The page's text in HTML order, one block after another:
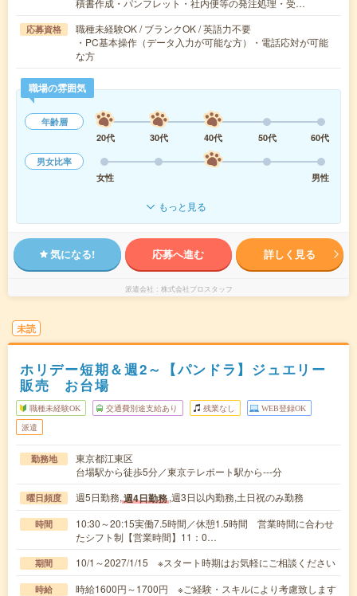
積書作成・パンフレット・社内便等の発注処理・受…
応募資格
職種未経験OK / ブランクOK / 英語力不要
・PC基本操作（データ入力が可能な方）・電話応対が可能
な方
職場の雰囲気
年齢層
20代
30代 40代 50代
60代
男女比率
女性
男性
もっと見る
気になる! 応募へ進む 詳しく見る
派遣会社 株式会社プロスタッフ
未読
ホリデー短期＆週2～【パンドラ】ジュエリー
販売 お台場
職種未経験OK 交通費別途支給あり 残業なし WEB登録OK
派遣
勤務地
東京都江東区
台場駅から徒歩5分／東京テレポート駅から---分
曜日頻度 週5日勤務,週4日勤務,週3日以内勤務,土日祝のみ勤務
時間
10:30～20:15実働7.5時間／休憩1.5時間 営業時間に合わせ
たシフト制【営業時間】11：0…
期間 10/1～2027/1/15 ※スタート時期はお気軽にご相談ください
時給 時給1600円～1700円 ※ご経験・スキルにより考慮致します